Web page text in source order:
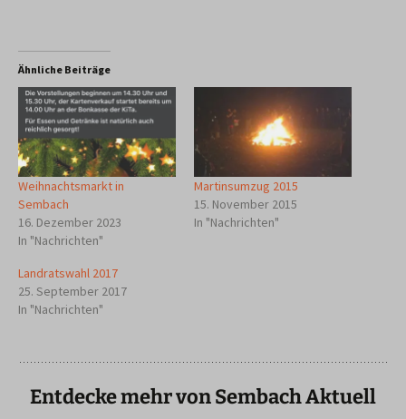
Ähnliche Beiträge
Weihnachtsmarkt in
Sembach
16. Dezember 2023
In "Nachrichten"
Martinsumzug 2015
15. November 2015
In "Nachrichten"
Landratswahl 2017
25. September 2017
In "Nachrichten"
Entdecke mehr von Sembach Aktuell